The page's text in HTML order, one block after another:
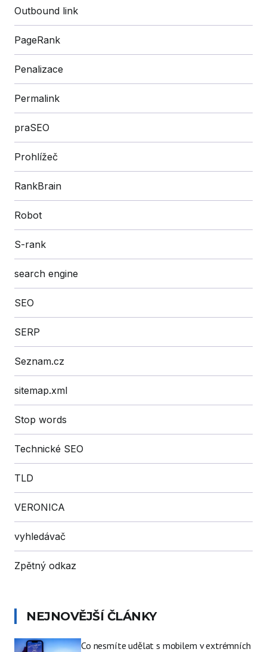
Outbound link
PageRank
Penalizace
Permalink
praSEO
Prohlížeč
RankBrain
Robot
S-rank
search engine
SEO
SERP
Seznam.cz
sitemap.xml
Stop words
Technické SEO
TLD
VERONICA
vyhledávač
Zpětný odkaz
NEJNOVĚJŠÍ ČLÁNKY
Co nesmíte udělat s mobilem v extrémních